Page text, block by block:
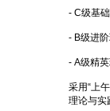
- C级基
- B级进
- A级精
采用“上
理论与实